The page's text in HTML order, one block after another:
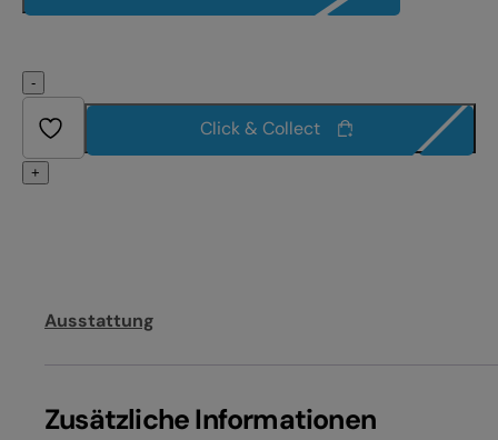
-
+
Click & Collect
Ausstattung
Zusätzliche Informationen